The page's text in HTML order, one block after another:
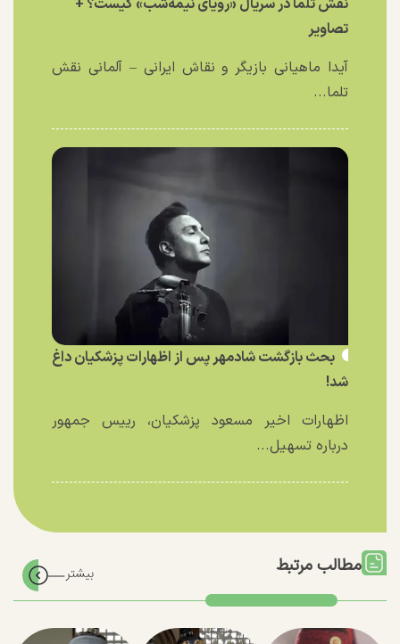
نقش تلما در سریال «رویای نیمه‌شب» کیست؟ +
تصاویر
آیدا ماهیانی بازیگر و نقاش ایرانی – آلمانی نقش
تلما...
بحث بازگشت شادمهر پس از اظهارات پزشکیان داغ
شد!
اظهارات اخیر مسعود پزشکیان، رییس جمهور
درباره تسهیل...
مطالب مرتبط